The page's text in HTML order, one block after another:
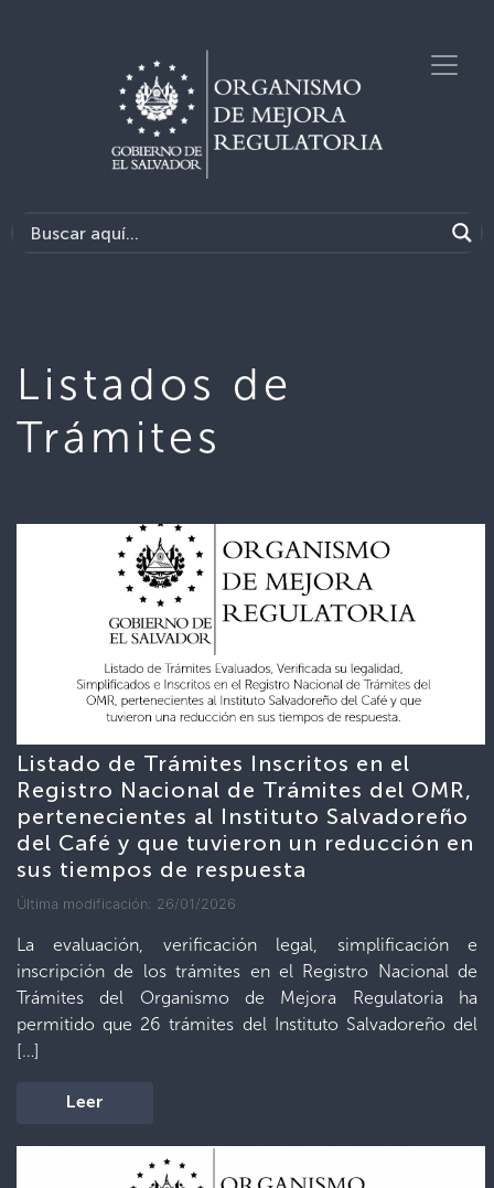
Listados de
Trámites
Listado de Trámites Inscritos en el
Registro Nacional de Trámites del OMR,
pertenecientes al Instituto Salvadoreño
del Café y que tuvieron un reducción en
sus tiempos de respuesta
Última modificación: 26/01/2026
La evaluación, verificación legal, simplificación e
inscripción de los trámites en el Registro Nacional de
Trámites del Organismo de Mejora Regulatoria ha
permitido que 26 trámites del Instituto Salvadoreño del
[…]
Leer